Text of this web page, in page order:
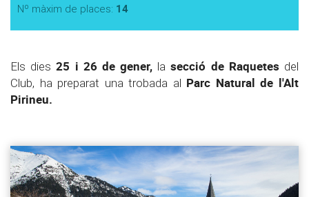
Nº màxim de places: 14
Els dies25 i 26 de gener, la secció de Raquetes del
Club, ha preparat una trobada al Parc Natural de l'Alt
Pirineu.